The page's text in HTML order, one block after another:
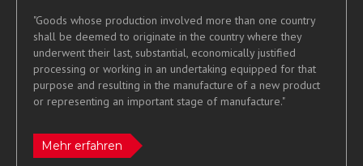
"Goods whose production involved more than one country
shall be deemed to originate in the country where they
underwent their last, substantial, economically justified
processing or working in an undertaking equipped for that
purpose and resulting in the manufacture of a new product
or representing an important stage of manufacture."
Mehr erfahren